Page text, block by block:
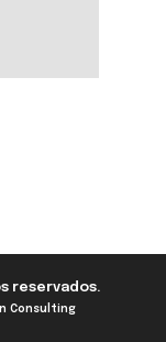
reservados.
Consulting